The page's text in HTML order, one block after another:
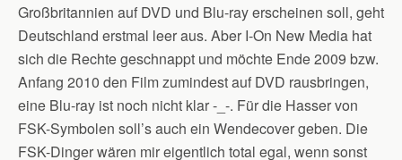
Großbritannien auf DVD und Blu-ray erscheinen soll, geht
Deutschland erstmal leer aus. Aber I-On New Media hat
sich die Rechte geschnappt und möchte Ende 2009 bzw.
Anfang 2010 den Film zumindest auf DVD rausbringen,
eine Blu-ray ist noch nicht klar -_-. Für die Hasser von
FSK-Symbolen soll’s auch ein Wendecover geben. Die
FSK-Dinger wären mir eigentlich total egal, wenn sonst